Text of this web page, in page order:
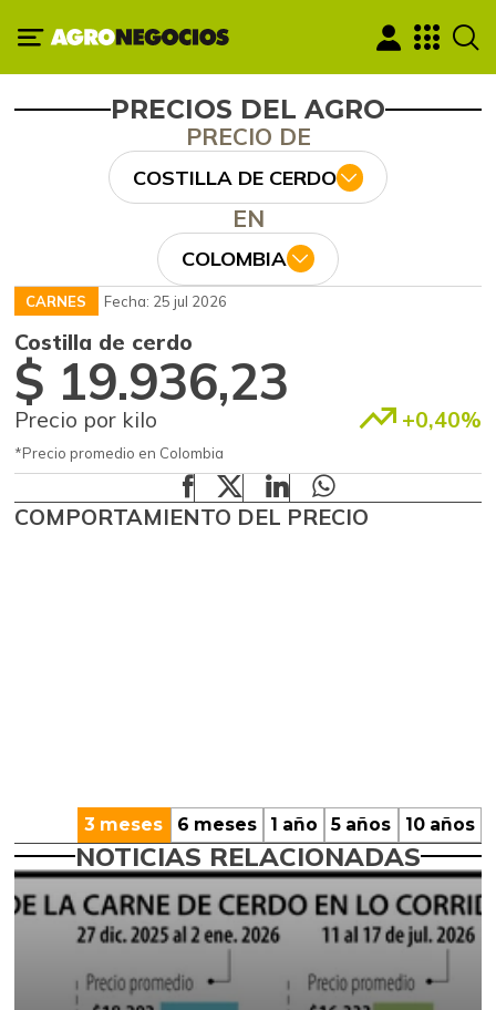
PRECIOS DEL AGRO
PRECIO DE
COSTILLA DE CERDO
EN
COLOMBIA
CARNES Fecha: 25 jul 2026
Costilla de cerdo
$ 19.936,23
Precio por kilo +0,40%
*Precio promedio en Colombia
COMPORTAMIENTO DEL PRECIO
3 meses 6 meses 1 año 5 años 10 años
NOTICIAS RELACIONADAS